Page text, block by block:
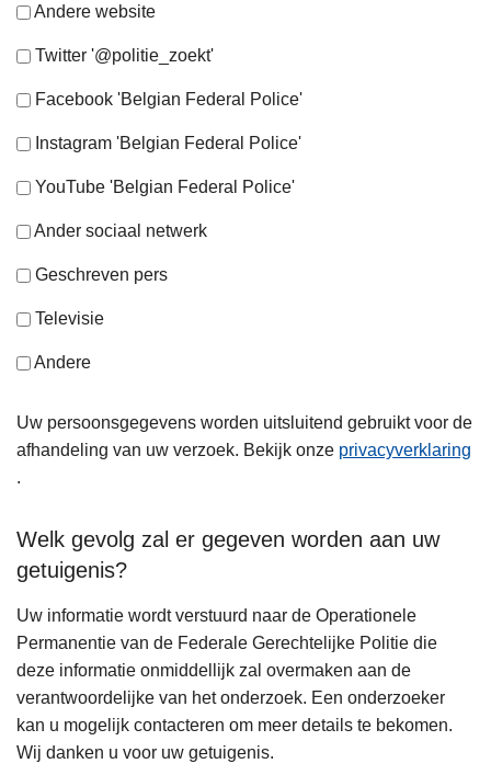
Andere website
Twitter '@politie_zoekt'
Facebook 'Belgian Federal Police'
Instagram 'Belgian Federal Police'
YouTube 'Belgian Federal Police'
Ander sociaal netwerk
Geschreven pers
Televisie
Andere
Uw persoonsgegevens worden uitsluitend gebruikt voor de
afhandeling van uw verzoek. Bekijk onze privacyverklaring
.
Welk gevolg zal er gegeven worden aan uw
getuigenis?
Uw informatie wordt verstuurd naar de Operationele
Permanentie van de Federale Gerechtelijke Politie die
deze informatie onmiddellijk zal overmaken aan de
verantwoordelijke van het onderzoek. Een onderzoeker
kan u mogelijk contacteren om meer details te bekomen.
Wij danken u voor uw getuigenis.